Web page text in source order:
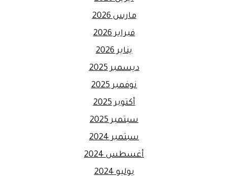
مارس 2026
فبراير 2026
يناير 2026
ديسمبر 2025
نوفمبر 2025
أكتوبر 2025
سبتمبر 2025
سبتمبر 2024
أغسطس 2024
يوليو 2024